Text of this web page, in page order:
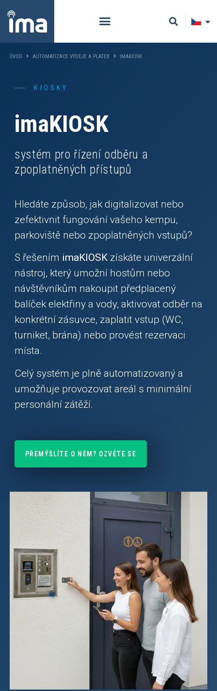
ŮVOD AUTOMATIZACE VÝDEJE A PLATEB IMAKIOSK
KIOSKY
imaKIOSK
systém pro řízení odběru a
zpoplatněných přístupů
Hledáte způsob, jak digitalizovat nebo
zefektivnit fungování vašeho kempu,
parkoviště nebo zpoplatněných vstupů?
S řešením imaKIOSK získáte univerzální
nástroj, který umožní hostům nebo
návštěvníkům nakoupit předplacený
balíček elektřiny a vody, aktivovat odběr na
konkrétní zásuvce, zaplatit vstup (WC,
turniket, brána) nebo provést rezervaci
místa.
Celý systém je plně automatizovaný a
umožňuje provozovat areál s minimální
personální zátěží.
PŘEMÝŠLÍTE O NĚM? OZVĚTE SE